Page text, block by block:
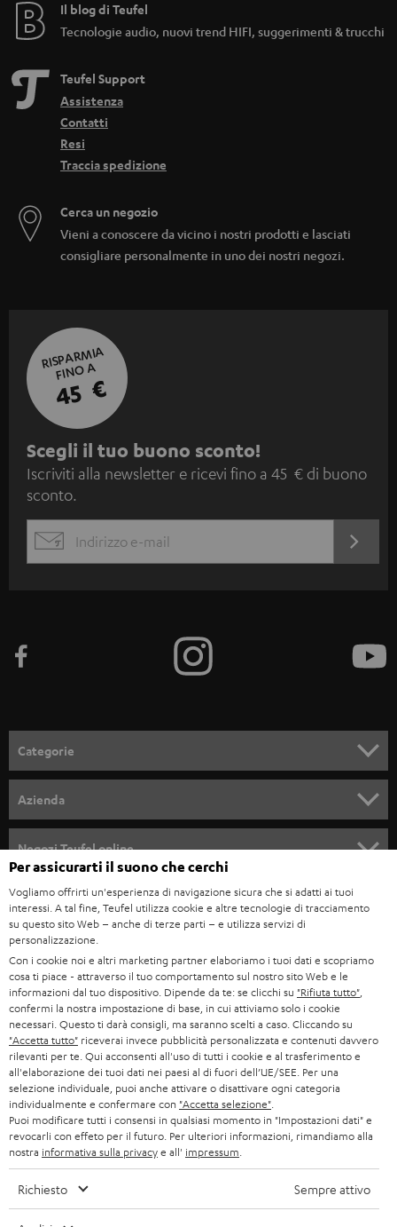
Il blog di Teufel
Tecnologie audio, nuovi trend HIFI, suggerimenti & trucchi
Teufel Support
Assistenza
Contatti
Resi
Traccia spedizione
Cerca un negozio
Vieni a conoscere da vicino i nostri prodotti e lasciati
consigliare personalmente in uno dei nostri negozi.
RISPARMIA
FINO A
45 €
I
s
c
i
n
l
l
a
n
e
w
s
l
e
t
t
e
r
Scegli il tuo buono sconto!
Iscriviti alla newsletter e ricevi fino a 45 € di buono
sconto.
EMAIL
ORA
Categorie
SOUNDBAR
STEREO
SMART HOME
BLUETOOTH
CUFFIE
CUFFIE BLUETOOTH
SET STEREO
ALTOPARLANTE
ULTIMA
CUFFIE IN-EAR
Azienda
STAMPA
B2B
BLOG
NEWSLETTER
NEGOZI
VANTAGGI TEUFEL
LA NOSTRA STORIA
MANAGEMENT
Negozi Teufel online
GERMANIA
AUSTRIA
SVIZZERA
PAESI BASSI
BELGIO
FRANCIA
Per assicurarti il suono che cerchi
Vogliamo offrirti un'esperienza di navigazione sicura che si adatti ai tuoi
interessi. A tal fine, Teufel utilizza cookie e altre tecnologie di tracciamento
su questo sito Web – anche di terze parti – e utilizza servizi di
personalizzazione.
Con i cookie noi e altri marketing partner elaboriamo i tuoi dati e scopriamo
cosa ti piace - attraverso il tuo comportamento sul nostro sito Web e le
informazioni dal tuo dispositivo. Dipende da te: se clicchi su "Rifiuta tutto"
confermi la nostra impostazione di base, in cui attiviamo solo i cookie
necessari. Questo ti darà consigli, ma saranno scelti a caso. Cliccando su
"Accetta tutto" riceverai invece pubblicità personalizzata e contenuti davvero
rilevanti per te. Qui acconsenti all'uso di tutti i cookie e al trasferimento e
all'elaborazione dei tuoi dati nei paesi al di fuori dell’UE/SEE. Per una
selezione individuale, puoi anche attivare o disattivare ogni categoria
individualmente e confermare con "Accetta selezione"
Puoi modificare tutti i consensi in qualsiasi momento in "Impostazioni dati" e
revocarli con effeto per il futuro. Per ulteriori informazioni, rimandiamo alla
nostra informativa sulla privacye all' impressum
Richiesto Sempre attivo